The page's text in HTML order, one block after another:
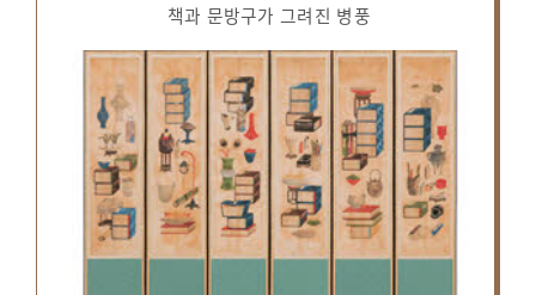
책과 문방구가 그려진 병풍